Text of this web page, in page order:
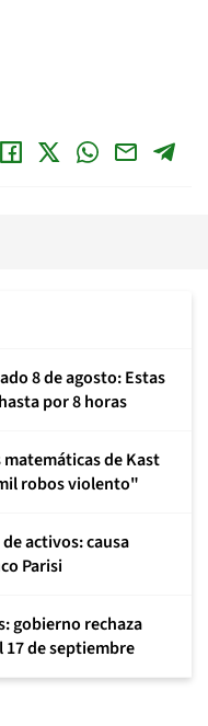
8 de agosto: Estas
por 8 horas
matemáticas de Kast
robos violento"
activos: causa
Parisi
gobierno rechaza
17 de septiembre